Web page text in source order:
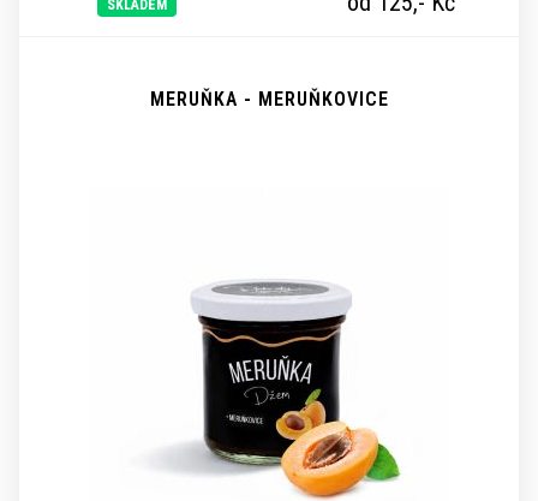
SKLADEM
MERUŇKA - MERUŇKOVICE